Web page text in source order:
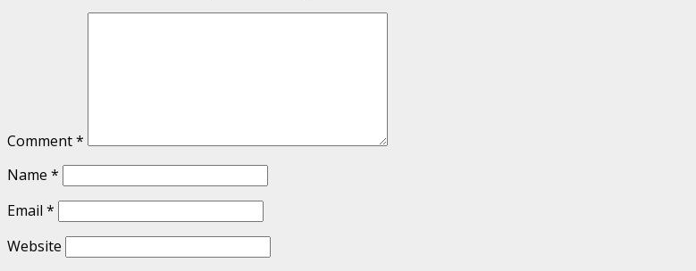
Comment*
Name *
Email *
Website